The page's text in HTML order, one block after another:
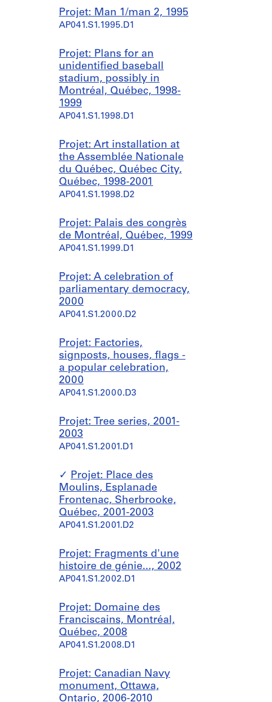
Projet: Man 1/man 2, 1995
AP041.S1.1995.D1
Projet: Plans for an
unidentified baseball
stadium, possibly in
Montréal, Québec, 1998-
1999
AP041.S1.1998.D1
Projet: Art installation at
the Assemblée Nationale
du Québec, Québec City,
Québec, 1998-2001
AP041.S1.1998.D2
Projet: Palais des congrès
de Montréal, Québec, 1999
AP041.S1.1999.D1
Projet: A celebration of
parliamentary democracy,
2000
AP041.S1.2000.D2
Projet: Factories,
signposts, houses, flags -
a popular celebration,
2000
AP041.S1.2000.D3
Projet: Tree series, 2001-
2003
AP041.S1.2001.D1
Projet: Place des
Moulins, Esplanade
Frontenac, Sherbrooke,
Québec, 2001-2003
AP041.S1.2001.D2
Projet: Fragments d'une
histoire de génie..., 2002
AP041.S1.2002.D1
Projet: Domaine des
Franciscains, Montréal,
Québec, 2008
AP041.S1.2008.D1
Projet: Canadian Navy
monument, Ottawa,
Ontario, 2006-2010